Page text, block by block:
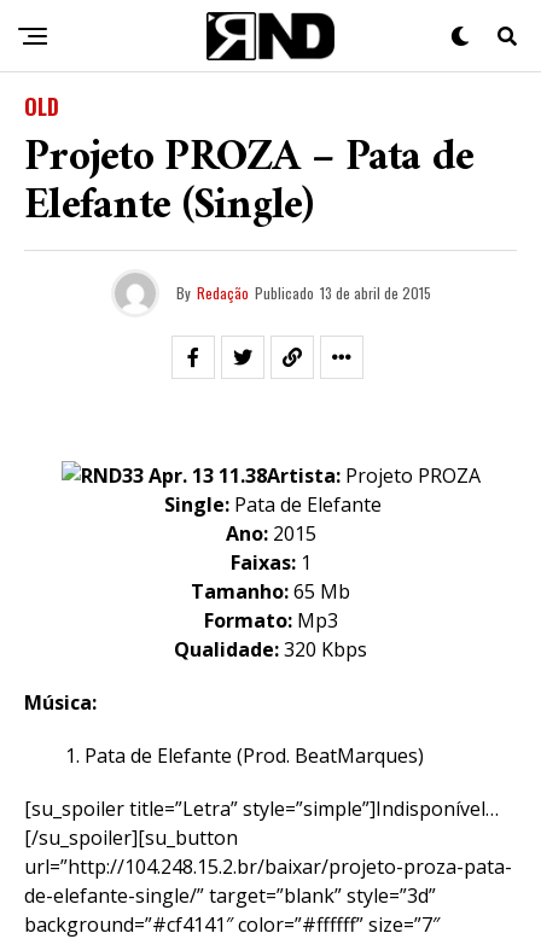
OLD
Projeto PROZA – Pata de
Elefante (Single)
By Redação Publicado 13 de abril de 2015
Artista:Projeto PROZA
Single: Pata de Elefante
Ano:2015
Faixas:1
Tamanho:65 Mb
Formato:Mp3
Qualidade:320 Kbps
Música:
Pata de Elefante (Prod. BeatMarques)
[su_spoiler title=”Letra” style=”simple”]Indisponível…
[/su_spoiler][su_button
url=”http://104.248.15.2.br/baixar/projeto-proza-pata-
de-elefante-single/” target=”blank” style=”3d”
background=”#cf4141″ color=”#ffffff” size=”7″